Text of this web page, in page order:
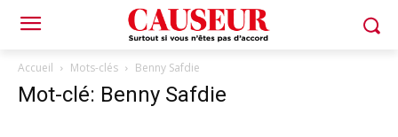
Accueil Mots-clés Benny Safdie
Mot-clé: Benny Safdie